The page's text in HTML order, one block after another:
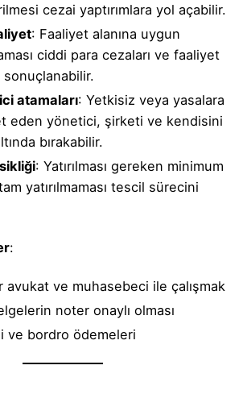
cezai yaptırımlara yol açabilir.
: Faaliyet alanına uygun
ciddi para cezaları ve faaliyet
atamaları: Yetkisiz veya yasalara
eden yönetici, şirketi ve kendisini
bırakabilir.
: Yatırılması gereken minimum
yatırılmaması tescil sürecini
:
avukat ve muhasebeci ile çalışmak
noter onaylı olması
ve bordro ödemeleri